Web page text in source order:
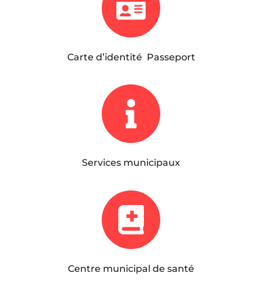
Carte d’identité Passeport
Services municipaux
Centre municipal de santé